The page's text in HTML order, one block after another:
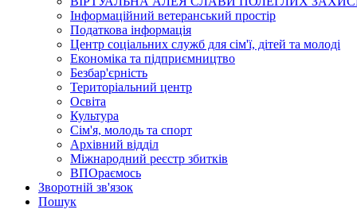
Інформаційний ветеранський простір
Податкова інформація
Центр соціальних служб для сім'ї, дітей та молоді
Економіка та підприємництво
Безбар'єрність
Територіальний центр
Освіта
Культура
Сім'я, молодь та спорт
Архівний відділ
Міжнародний реєстр збитків
ВПОраємось
Зворотній зв'язок
Пошук